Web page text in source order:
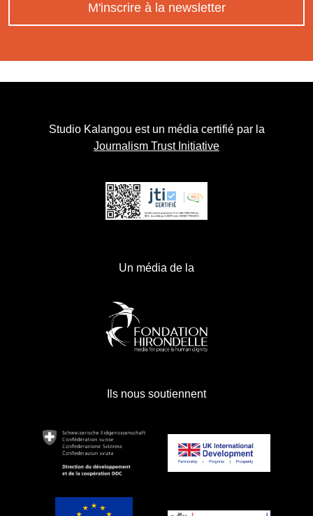
M'inscrire à la newsletter
Studio Kalangou est un média certifié par la
Journalism Trust Initiative
Un média de la
Ils nous soutiennent